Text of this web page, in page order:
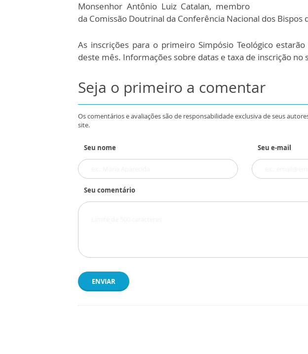
Monsenhor Antônio Luiz Catalan, membro
da Comissão Doutrinal da Conferência Nacional dos Bispos
As inscrições para o primeiro Simpósio Teológico
deste mês. Informações sobre datas e taxa de inscrição no
Seja o primeiro a comentar
Os comentários e avaliações são de responsabilidade exclusiva de seus
site.
Seu nome Seu e-mail
Seu comentário
ENVIAR